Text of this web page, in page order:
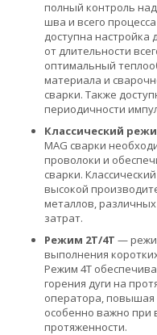
полный контроль
шва и всего
доступна настройка
от длительности
оптимальный
материала и
сварки. Также
периодичности
Классический
МАG сварки
проволоки и
сварки.
высокой
металлов,
затрат.
Режим 2Т/4Т —
выполнения
Режим 4Т
горения дуги на
оператора, повышая
особенно важно
протяженности.